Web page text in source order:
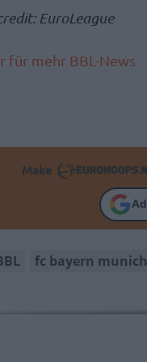
EuroLeague
für mehr BBL-News
Make
fc bayern munich